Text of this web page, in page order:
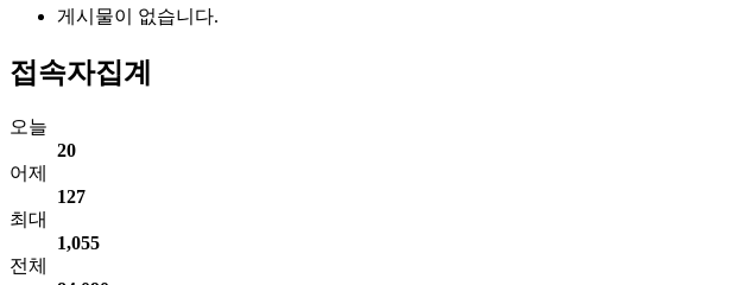
게시물이 없습니다.
접속자집계
오늘
20
어제
127
최대
1,055
전체